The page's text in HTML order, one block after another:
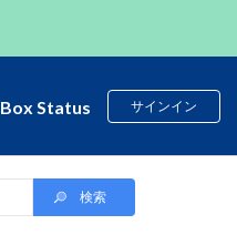
Box Status サインイン